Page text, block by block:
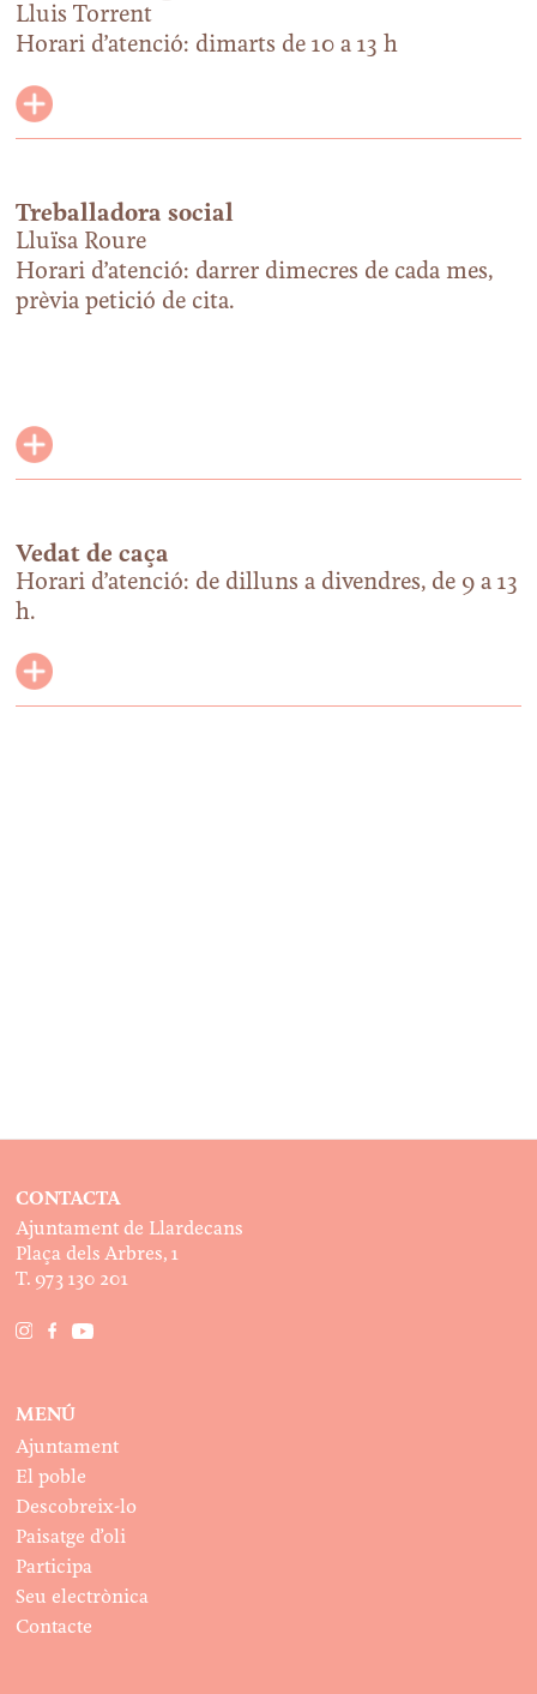
Lluis Torrent
Horari d’atenció: dimarts de 10 a 13 h
Treballadora social
Lluïsa Roure
Horari d’atenció: darrer dimecres de cada mes,
prèvia petició de cita.
Vedat de caça
Horari d’atenció: de dilluns a divendres, de 9 a 13
h.
CONTACTA
Ajuntament de Llardecans
Plaça dels Arbres, 1
T. 973 130 201
MENÚ
Ajuntament
El poble
Descobreix-lo
Paisatge d’oli
Participa
Seu electrònica
Contacte